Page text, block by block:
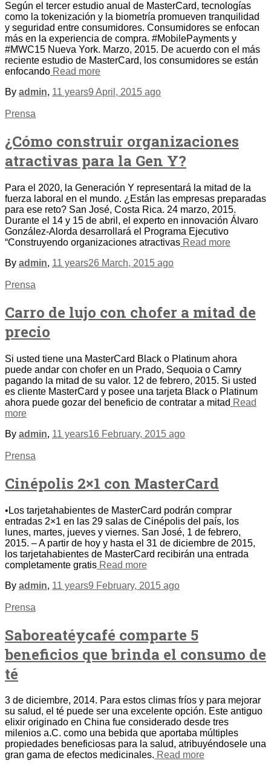
Según el tercer estudio anual de MasterCard, tecnologías
como la tokenización y la biometría promueven tranquilidad
y seguridad entre consumidores. Consumidores se enfocan
más en la experiencia de compra. #MobilePayments y
#MWC15 Nueva York. Marzo, 2015. De acuerdo con el más
reciente estudio de MasterCard, los consumidores se están
enfocando Read more
By admin, 11 years9 April, 2015 ago
Prensa
¿Cómo construir organizaciones
atractivas para la Gen Y?
Para el 2020, la Generación Y representará la mitad de la
fuerza laboral en el mundo. ¿Están las empresas preparadas
para ese reto? San José, Costa Rica. 24 marzo, 2015.
Durante el 14 y 15 de abril, el experto en innovación Álvaro
González-Alorda desarrollará el Programa Ejecutivo
“Construyendo organizaciones atractivas Read more
By admin, 11 years26 March, 2015 ago
Prensa
Carro de lujo con chofer a mitad de
precio
Si usted tiene una MasterCard Black o Platinum ahora
puede andar con chofer en un Prado, Sequoia o Camry
pagando la mitad de su valor. 12 de febrero, 2015. Si usted
es cliente MasterCard y posee una tarjeta Black o Platinum
ahora puede gozar del beneficio de contratar a mitad Read
more
By admin, 11 years16 February, 2015 ago
Prensa
Cinépolis 2×1 con MasterCard
•Los tarjetahabientes de MasterCard podrán comprar
entradas 2×1 en las 29 salas de Cinépolis del país, los
lunes, martes, jueves y viernes. San José, 1 de febrero,
2015. – A partir de hoy y hasta el 31 de diciembre de 2015,
los tarjetahabientes de MasterCard recibirán una entrada
completamente gratis Read more
By admin, 11 years9 February, 2015 ago
Prensa
Saboreatéycafé comparte 5
beneficios que brinda el consumo de
té
3 de diciembre, 2014. Para estos climas fríos y para mejorar
su salud, el té puede ser una excelente opción. Este antiguo
elixir originado en China fue considerado desde tres
milenios a.C. como una bebida que aportaba múltiples
propiedades beneficiosas para la salud, atribuyéndosele una
gran gama de efectos medicinales. Read more